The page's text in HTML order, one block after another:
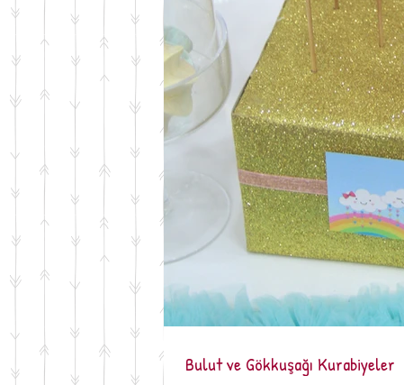
Bulut ve Gökkuşağı Kurabiyeler